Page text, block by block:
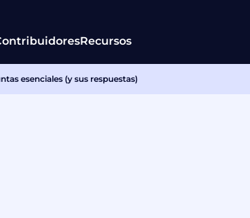
Recursos
esenciales (y sus respuestas)